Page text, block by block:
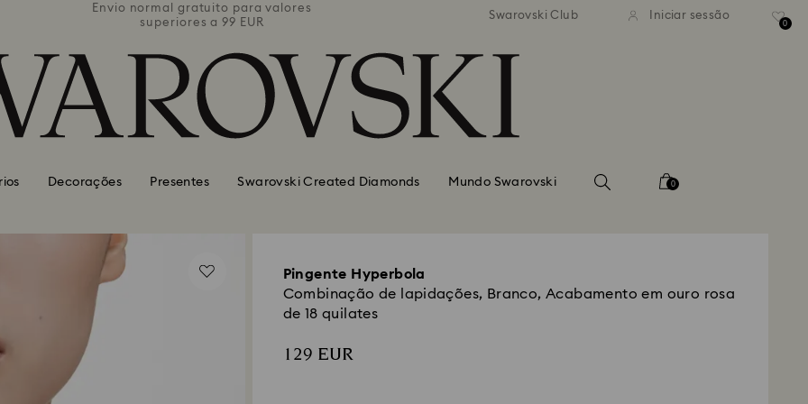
Envio normal gratuito para valores
superiores a 99 EUR
Envio normal gratuito para valores
superiores a 99 EUR
Envio normal gratuito para
superiores a 99 EUR
Swarovski Club Iniciar sessão
0
Decorações Presentes Swarovski Created Diamonds Mundo Swarovski 0
Pingente Hyperbola
Combinação de lapidações, Branco, Acabamento em ouro rosa
de 18 quilates
129 EUR